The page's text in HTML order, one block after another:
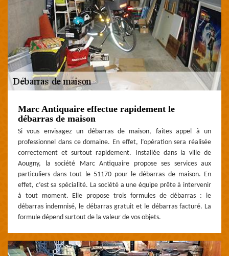
Marc Antiquaire effectue rapidement le
débarras de maison
Si vous envisagez un débarras de maison, faites appel à un
professionnel dans ce domaine. En effet, l’opération sera réalisée
correctement et surtout rapidement. Installée dans la ville de
Aougny, la société Marc Antiquaire propose ses services aux
particuliers dans tout le 51170 pour le débarras de maison. En
effet, c’est sa spécialité. La société a une équipe prête à intervenir
à tout moment. Elle propose trois formules de débarras : le
débarras indemnisé, le débarras gratuit et le débarras facturé. La
formule dépend surtout de la valeur de vos objets.